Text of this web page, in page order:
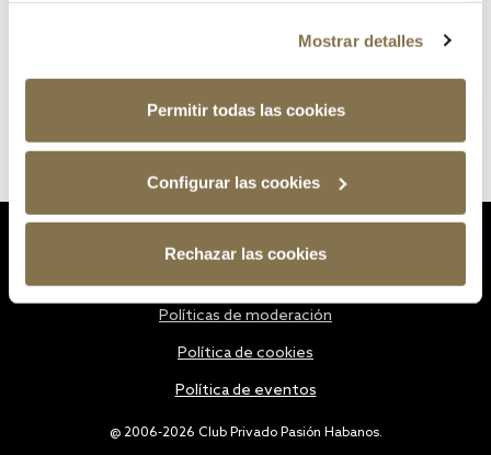
Mostrar detalles
Permitir todas las cookies
Configurar las cookies
Rechazar las cookies
@ 2006-2026 Club Privado Pasión Habanos.
Políticas de moderación
Política de cookies
Política de eventos